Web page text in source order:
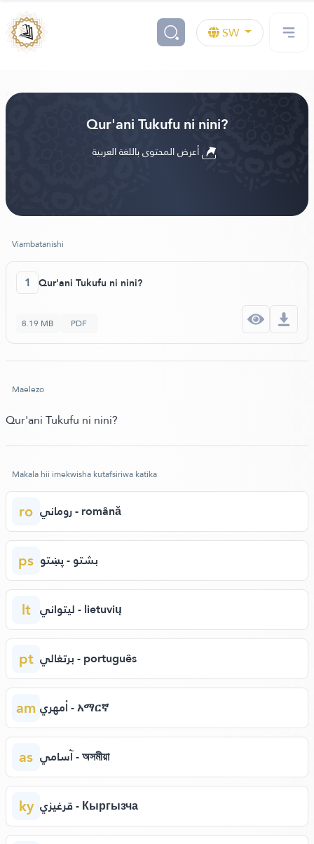
SW
Qur'ani Tukufu ni nini?
Viambatanishi
1 Qur'ani Tukufu ni nini?
8.19 MB PDF
Maelezo
Qur'ani Tukufu ni nini?
Makala hii imekwisha kutafsiriwa katika
ro روماني - română
ps بشتو - پښتو
lt ليتواني - lietuvių
pt برتغالي - português
am أمهري - አማርኛ
as آسامي - অসমীয়া
ky قرغيزي - Кыргызча